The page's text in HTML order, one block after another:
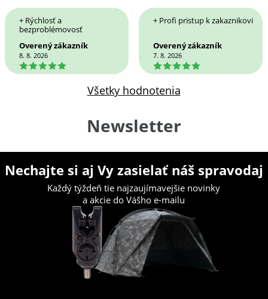
+ Rýchlosť a
bezproblémovosť
Overený zákazník
8. 8. 2026
5
+ Profi pristup k zakaznikovi
Overený zákazník
7. 8. 2026
5
Všetky hodnotenia
Newsletter
Nechajte si aj Vy zasielať náš spravodaj
Každý týždeň tie najzaujímavejšie novinky
a akcie do Vášho e-mailu